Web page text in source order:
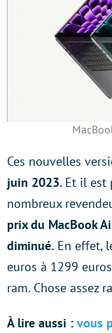
Ces nouvelles
juin 2023. Et il est
nombreux
prix du MacBook
diminué. En effet,
euros à 1299
ram. Chose assez
À lire aussi : vous